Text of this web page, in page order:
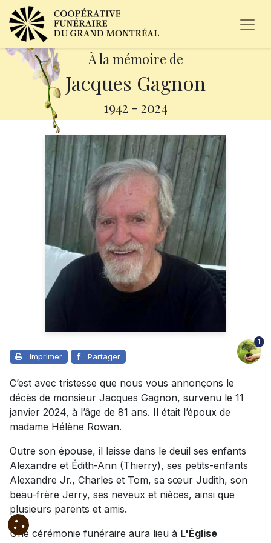
À la mémoire de
Jacques Gagnon
1942 - 2024
Imprimer Partager
1
C’est avec tristesse que nous vous annonçons le
décès de monsieur Jacques Gagnon, survenu le 11
janvier 2024, à l’âge de 81 ans. Il était l’époux de
madame Hélène Rowan.
Outre son épouse, il laisse dans le deuil ses enfants
Alexandre et Édith-Ann (Thierry), ses petits-enfants
Alexandre Jr., Charles et Tom, sa sœur Judith, son
beau-frère Jerry, ses neveux et nièces, ainsi que
plusieurs parents et amis.
Une cérémonie funéraire aura lieu à L'Église